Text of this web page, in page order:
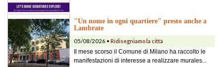
"Un nome in ogni quartiere" presto anche a
Lambrate
05/08/2026 • Ridisegniamo la città
Il mese scorso il Comune di Milano ha raccolto le
manifestazioni di interesse a realizzare murales...